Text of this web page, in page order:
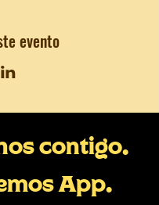
evento
contigo.
App.